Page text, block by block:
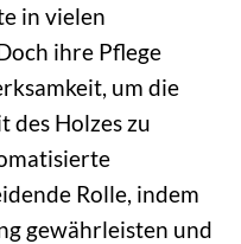
in vielen
ihre Pflege
um die
des Holzes zu
Rolle, indem
gewährleisten und